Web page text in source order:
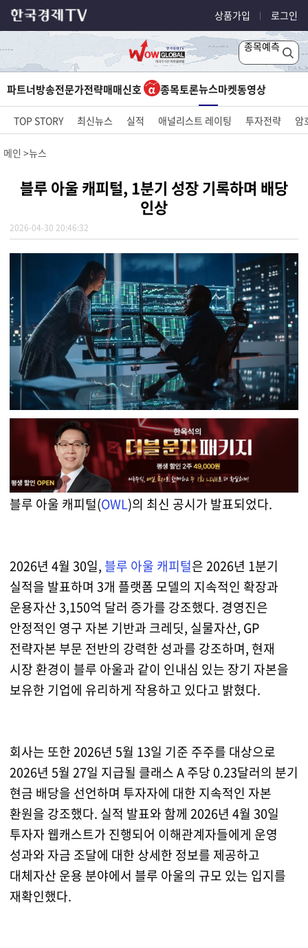
상품가입 로그인
종목예측
파트너방송전문가전략매매신호 종목토론뉴스마켓동영상
TOP STORY 최신뉴스 실적 애널리스트 레이팅 투자전략 암
메인 뉴스
블루 아울 캐피털, 1분기 성장 기록하며 배당
인상
2026-04-30 20:46:32
블루 아울 캐피털(OWL)의 최신 공시가 발표되었다.
2026년 4월 30일, 블루 아울 캐피털은 2026년 1분기
실적을 발표하며 3개 플랫폼 모델의 지속적인 확장과
운용자산 3,150억 달러 증가를 강조했다. 경영진은
안정적인 영구 자본 기반과 크레딧, 실물자산, GP
전략자본 부문 전반의 강력한 성과를 강조하며, 현재
시장 환경이 블루 아울과 같이 인내심 있는 장기 자본을
보유한 기업에 유리하게 작용하고 있다고 밝혔다.
회사는 또한 2026년 5월 13일 기준 주주를 대상으로
2026년 5월 27일 지급될 클래스 A 주당 0.23달러의 분기
현금 배당을 선언하며 투자자에 대한 지속적인 자본
환원을 강조했다. 실적 발표와 함께 2026년 4월 30일
투자자 웹캐스트가 진행되어 이해관계자들에게 운영
성과와 자금 조달에 대한 상세한 정보를 제공하고
대체자산 운용 분야에서 블루 아울의 규모 있는 입지를
재확인했다.